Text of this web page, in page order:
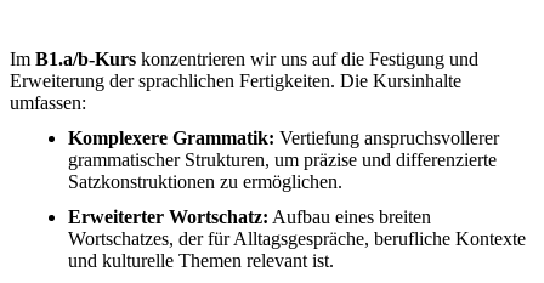
Im B1.a/b-Kurs konzentrieren wir uns auf die Festigung und
Erweiterung der sprachlichen Fertigkeiten. Die Kursinhalte
umfassen:
Komplexere Grammatik: Vertiefung anspruchsvollerer
grammatischer Strukturen, um präzise und differenzierte
Satzkonstruktionen zu ermöglichen.
Erweiterter Wortschatz: Aufbau eines breiten
Wortschatzes, der für Alltagsgespräche, berufliche Kontexte
und kulturelle Themen relevant ist.